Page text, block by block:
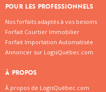
POUR LES PROFESSIONNELS
Nos forfaits adaptés à vos besoins
Forfait Courtier Immobilier
Forfait Importation Automatisée
Annoncer sur LogisQuébec.com
À PROPOS
À propos de LogisQuébec.com